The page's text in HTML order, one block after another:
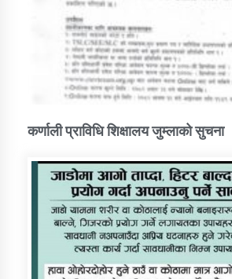
कर्णाली प्राविधि शिक्षालय जुम्लाको सुचना